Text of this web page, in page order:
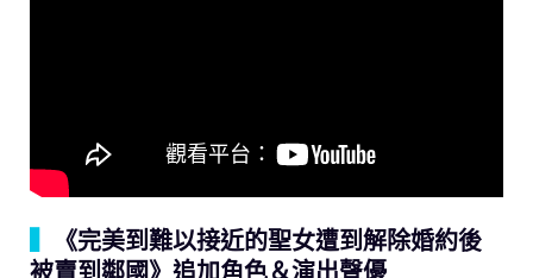
《完美到難以接近的聖女遭到解除婚約後
被賣到鄰國》追加角色＆演出聲優